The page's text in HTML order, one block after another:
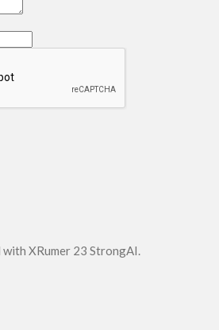
XRumer 23 StrongAI.